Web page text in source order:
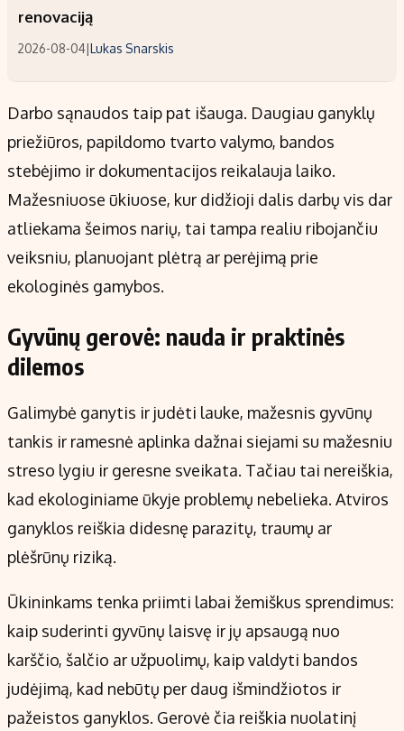
renovaciją
2026-08-04|Lukas Snarskis
Darbo sąnaudos taip pat išauga. Daugiau ganyklų
priežiūros, papildomo tvarto valymo, bandos
stebėjimo ir dokumentacijos reikalauja laiko.
Mažesniuose ūkiuose, kur didžioji dalis darbų vis dar
atliekama šeimos narių, tai tampa realiu ribojančiu
veiksniu, planuojant plėtrą ar perėjimą prie
ekologinės gamybos.
Gyvūnų gerovė: nauda ir praktinės
dilemos
Galimybė ganytis ir judėti lauke, mažesnis gyvūnų
tankis ir ramesnė aplinka dažnai siejami su mažesniu
streso lygiu ir geresne sveikata. Tačiau tai nereiškia,
kad ekologiniame ūkyje problemų nebelieka. Atviros
ganyklos reiškia didesnę parazitų, traumų ar
plėšrūnų riziką.
Ūkininkams tenka priimti labai žemiškus sprendimus:
kaip suderinti gyvūnų laisvę ir jų apsaugą nuo
karščio, šalčio ar užpuolimų, kaip valdyti bandos
judėjimą, kad nebūtų per daug išmindžiotos ir
pažeistos ganyklos. Gerovė čia reiškia nuolatinį